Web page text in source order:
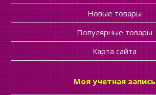
Новые товары
Популярные товары
Карта сайта
Моя учетная запись